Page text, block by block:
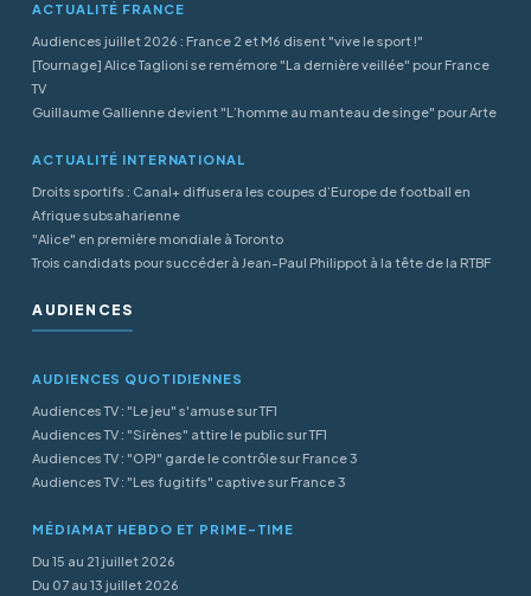
ACTUALITÉ FRANCE
Audiences juillet 2026 : France 2 et M6 disent "vive le sport !"
[Tournage] Alice Taglioni se remémore "La dernière veillée" pour France
TV
Guillaume Gallienne devient "L’homme au manteau de singe" pour Arte
ACTUALITÉ INTERNATIONAL
Droits sportifs : Canal+ diffusera les coupes d’Europe de football en
Afrique subsaharienne
"Alice" en première mondiale à Toronto
Trois candidats pour succéder à Jean-Paul Philippot à la tête de la RTBF
AUDIENCES
AUDIENCES QUOTIDIENNES
Audiences TV : "Le jeu" s'amuse sur TF1
Audiences TV : "Sirènes" attire le public sur TF1
Audiences TV : "OPJ" garde le contrôle sur France 3
Audiences TV : "Les fugitifs" captive sur France 3
MÉDIAMAT HEBDO ET PRIME-TIME
Du 15 au 21 juillet 2026
Du 07 au 13 juillet 2026